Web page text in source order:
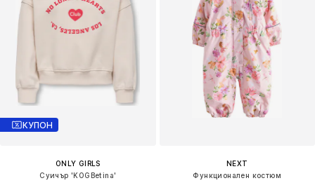
КУПОН
ONLY GIRLS
Суичър 'KOGBetina'
NEXT
Функционален костюм